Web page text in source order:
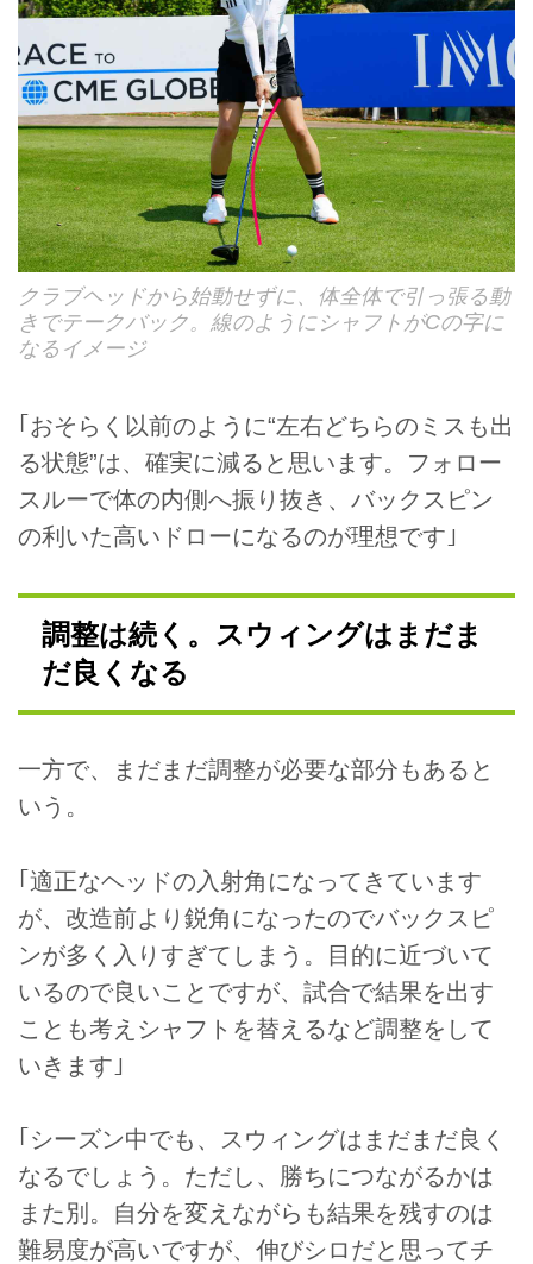
クラブヘッドから始動せずに、体全体で引っ張る動
きでテークバック。線のようにシャフトがCの字に
なるイメージ
｢おそらく以前のように“左右どちらのミスも出
る状態”は、確実に減ると思います。フォロー
スルーで体の内側へ振り抜き、バックスピン
の利いた高いドローになるのが理想です｣
調整は続く。スウィングはまだま
だ良くなる
一方で、まだまだ調整が必要な部分もあると
いう。
｢適正なヘッドの入射角になってきています
が、改造前より鋭角になったのでバックスピ
ンが多く入りすぎてしまう。目的に近づいて
いるので良いことですが、試合で結果を出す
ことも考えシャフトを替えるなど調整をして
いきます｣
｢シーズン中でも、スウィングはまだまだ良く
なるでしょう。ただし、勝ちにつながるかは
また別。自分を変えながらも結果を残すのは
難易度が高いですが、伸びシロだと思ってチ